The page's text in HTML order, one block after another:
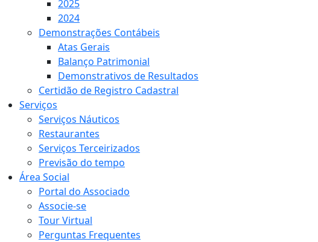
2025
2024
Demonstrações Contábeis
Atas Gerais
Balanço Patrimonial
Demonstrativos de Resultados
Certidão de Registro Cadastral
Serviços
Serviços Náuticos
Restaurantes
Serviços Terceirizados
Previsão do tempo
Área Social
Portal do Associado
Associe-se
Tour Virtual
Perguntas Frequentes